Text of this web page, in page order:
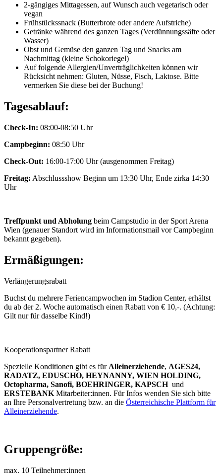
2-gängiges Mittagessen, auf Wunsch auch vegetarisch oder
vegan
Frühstückssnack (Butterbrote oder andere Aufstriche)
Getränke während des ganzen Tages (Verdünnungssäfte oder
Wasser)
Obst und Gemüse den ganzen Tag und Snacks am
Nachmittag (kleine Schokoriegel)
Auf folgende Allergien/Unverträglichkeiten können wir
Rücksicht nehmen: Gluten, Nüsse, Fisch, Laktose. Bitte
vermerken Sie diese bei der Buchung!
Tagesablauf:
Check-In: 08:00-08:50 Uhr
Campbeginn: 08:50 Uhr
Check-Out: 16:00-17:00 Uhr (ausgenommen Freitag)
Freitag: Abschlussshow Beginn um 13:30 Uhr, Ende zirka 14:30
Uhr
Treffpunkt und Abholung beim Campstudio in der Sport Arena
Wien (genauer Standort wird im Informationsmail vor Campbeginn
bekannt gegeben).
Ermäßigungen:
Verlängerungsrabatt
Buchst du mehrere Feriencampwochen im Stadion Center, erhältst
du ab der 2. Woche automatisch einen Rabatt von € 10,-. (Achtung:
Gilt nur für dasselbe Kind!)
Kooperationspartner Rabatt
Spezielle Konditionen gibt es für Alleinerziehende, AGES24,
RADATZ, EDUSCHO, HEYNANNY, WIEN HOLDING,
Octopharma, Sanofi, BOEHRINGER, KAPSCH und
ERSTEBANK Mitarbeiter:innen. Für Infos wenden Sie sich bitte
an Ihre Personalvertretung bzw. an die Österreichische Plattform für
Alleinerziehende.
Gruppengröße:
max. 10 Teilnehmer:innen